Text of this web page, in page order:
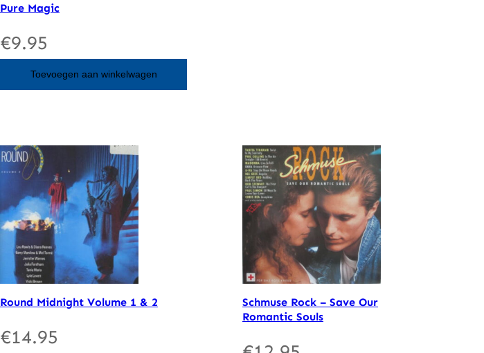
Pure Magic
€9.95
Toevoegen aan winkelwagen
Round Midnight Volume 1 & 2
€14.95
Schmuse Rock – Save Our
Romantic Souls